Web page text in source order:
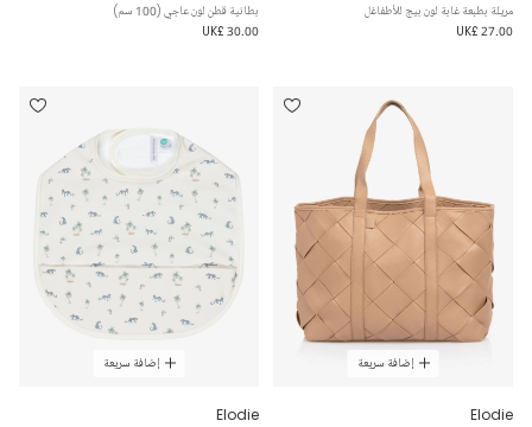
مريلة بطبعة غابة لون بيج للأطفاغل
UK£ 27.00
بطانية قطن لون عاجي (100 سم)
UK£ 30.00
إضافة سريعة
Elodie
إضافة سريعة
Elodie